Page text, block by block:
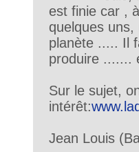
est finie car ,
quelques
planète ..... Il
produire .......
Sur le sujet,
intérêt:
Jean Louis